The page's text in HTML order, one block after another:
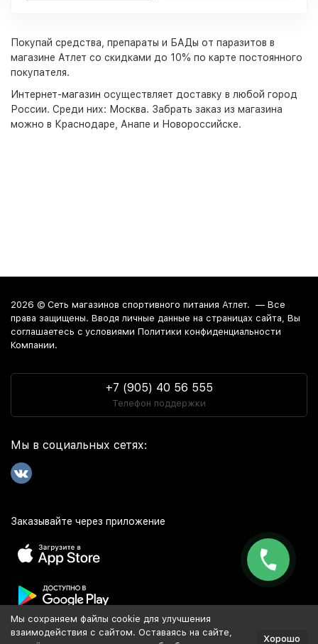
Покупай средства, препараты и БАДы от паразитов в
магазине Атлет со скидками до 10% по карте постоянного
покупателя.
Интернет-магазин осуществляет доставку в любой город
России. Среди них: Москва. Забрать заказ из магазина
можно в Краснодаре, Анапе и Новороссийске.
2026 © Сеть магазинов спортивного питания Атлет. — Все
права защищены. Вводя личные данные на страницах сайта, Вы
соглашаетесь c условиями Политики конфиденциальности
Компании.
+7 (905) 40 56 555
Телефон поддержки
Мы в социальных сетях:
Заказывайте через приложение
Популярное
Мы сохраняем файлы cookie для улучшения
взаимодействия с сайтом. Оставаясь на сайте,
Хорошо